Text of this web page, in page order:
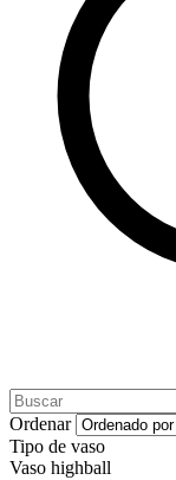
Ordenar
Tipo de vaso
Vaso highball